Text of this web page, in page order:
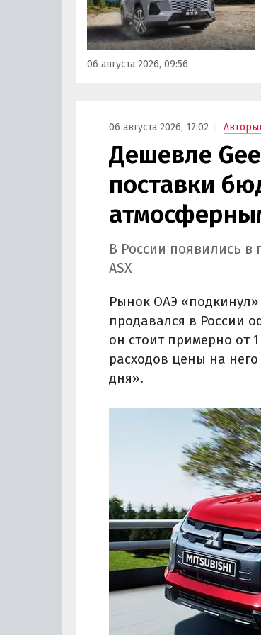
000 000 рублей по текущему
курсу, а у нас с учетом всех
расходов цены на них стартуют
от 3 700 000 рублей, выяснили
«Автоновости дня».
06 августа 2026, 09:56
06 августа 2026, 17:02
Дешевле
поставки
В России появились
ASX
Рынок ОАЭ
продавался в России
он стоит примерно от
расходов цены на него
дня».